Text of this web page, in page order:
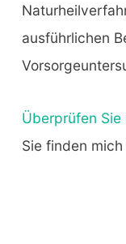
ausführlichen
Überprüfen
Sie finden